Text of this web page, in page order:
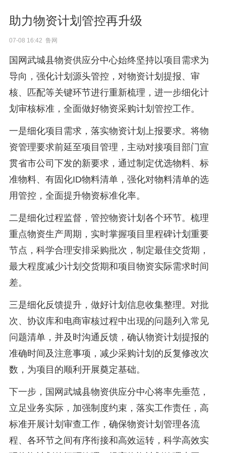
助力物资计划管控再升级
07-08 16:42 鲁网
国网武城县物资供应分中心始终坚持以项目需求为
导向，强化计划源头管控，对物资计划提报、审
核、匹配等关键环节进行重新梳理，进一步细化计
划审核标准，全面做好物资采购计划管控工作。
一是细化项目需求，落实物资计划上报要求。将物
资管理要求前延至项目管理，主动对接项目部门宣
贯省市公司下发的新要求，通过制定优选物料、标
准物料、有固化ID物料清单，强化对物料清单的选
用管控，全面提升物资标准化率。
二是细化过程监督，管控物资计划各个环节。梳理
重点物资生产周期，实时掌握项目里程碑计划重要
节点，科学合理安排采购批次，制定最佳交货期，
最大程度减少计划交货期和项目物资实际需求时间
差。
三是细化反馈提升，做好计划信息收集整理。对批
次、协议库和电商审核过程中出现的问题列入常见
问题清单，并及时沟通反馈，确认物资计划提报的
准确时间及注意事项，减少采购计划的反复修改次
数，为项目的顺利开展奠定基础。
下一步，国网武城县物资供应分中心将率先垂范，
立足业务实际，加强制度约束，落实工作责任，高
标准开展计划审查工作，确保物资计划管理各流
程、各环节之间有序衔接和高效运转，科学高效实